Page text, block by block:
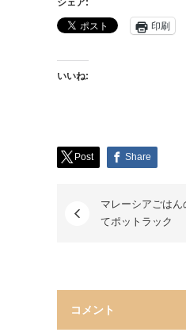
シェア:
印刷
いいね:
Post Share
マレーシアごは
てポットラック
コメント